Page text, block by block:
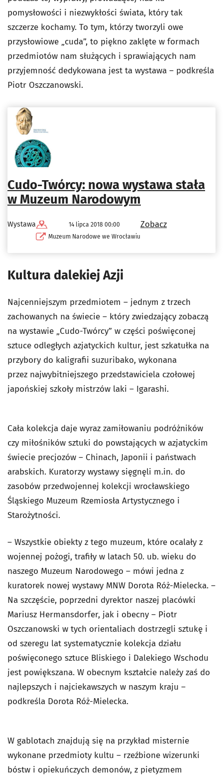
pomysłowości i niezwykłości świata, który tak
szczerze kochamy. To tym, którzy tworzyli owe
przysłowiowe „cuda”, to piękno zaklęte w formach
przedmiotów nam służących i sprawiających nam
przyjemność dedykowana jest ta wystawa – podkreśla
Piotr Oszczanowski.
Cudo-Twórcy: nowa wystawa stała
w Muzeum Narodowym
Wystawa
14 lipca 2018 00:00
Muzeum Narodowe we Wrocławiu
Zobacz
Kultura dalekiej Azji
Najcenniejszym przedmiotem – jednym z trzech
zachowanych na świecie – który zwiedzający zobaczą
na wystawie „Cudo-Twórcy” w części poświęconej
sztuce odległych azjatyckich kultur, jest szkatułka na
przybory do kaligrafii suzuribako, wykonana
przez najwybitniejszego przedstawiciela czołowej
japońskiej szkoły mistrzów laki – Igarashi.
Cała kolekcja daje wyraz zamiłowaniu podróżników
czy miłośników sztuki do powstających w azjatyckim
świecie precjozów – Chinach, Japonii i państwach
arabskich. Kuratorzy wystawy sięgnęli m.in. do
zasobów przedwojennej kolekcji wrocławskiego
Śląskiego Muzeum Rzemiosła Artystycznego i
Starożytności.
– Wszystkie obiekty z tego muzeum, które ocalały z
wojennej pożogi, trafiły w latach 50. ub. wieku do
naszego Muzeum Narodowego – mówi jedna z
kuratorek nowej wystawy MNW Dorota Róż-Mielecka. –
Na szczęście, poprzedni dyrektor naszej placówki
Mariusz Hermansdorfer, jak i obecny – Piotr
Oszczanowski w tych orientaliach dostrzegli sztukę i
od szeregu lat systematycznie kolekcja działu
poświęconego sztuce Bliskiego i Dalekiego Wschodu
jest powiększana. W obecnym kształcie należy zaś do
najlepszych i najciekawszych w naszym kraju –
podkreśla Dorota Róż-Mielecka.
W gablotach znajdują się na przykład misternie
wykonane przedmioty kultu – rzeźbione wizerunki
bóstw i opiekuńczych demonów, z pietyzmem